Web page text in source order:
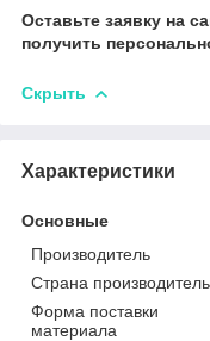
Оставьте заявку на
получить
Скрыть
Характеристики
Основные
Производитель
Страна производитель
Форма поставки
материала